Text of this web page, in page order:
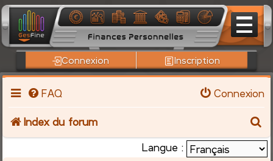
Connexion Inscription
FAQ Connexion
Index du forum
e
Langue :